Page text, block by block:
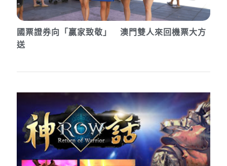
國票證券向「贏家致敬」 澳門雙人來回機票大方
送